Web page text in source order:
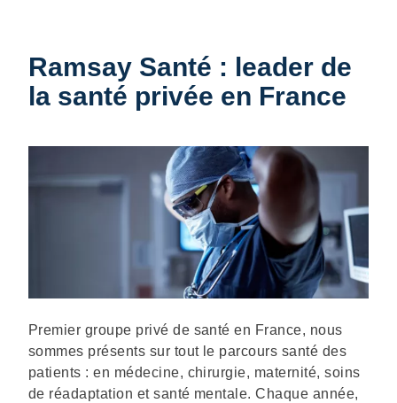
Ramsay Santé : leader de
la santé privée en France
Description
Premier groupe privé de santé en France, nous
sommes présents sur tout le parcours santé des
patients : en médecine, chirurgie, maternité, soins
de réadaptation et santé mentale. Chaque année,